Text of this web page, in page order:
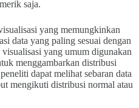
saja.
yang memungkinkan
data yang paling sesuai dengan
yang umum digunakan
menggambarkan distribusi
dapat melihat sebaran data
mengikuti distribusi normal atau